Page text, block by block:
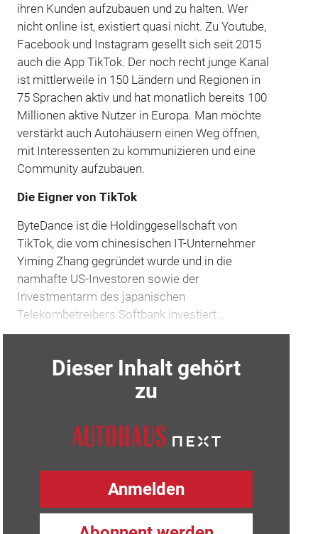
ihren Kunden aufzubauen und zu halten. Wer
nicht online ist, existiert quasi nicht. Zu Youtube,
Facebook und Instagram gesellt sich seit 2015
auch die App TikTok. Der noch recht junge Kanal
ist mittlerweile in 150 Ländern und Regionen in
75 Sprachen aktiv und hat monatlich bereits 100
Millionen aktive Nutzer in Europa. Man möchte
verstärkt auch Autohäusern einen Weg öffnen,
mit Interessenten zu kommunizieren und eine
Community aufzubauen.
Die Eigner von TikTok
ByteDance ist die Holdinggesellschaft von
TikTok, die vom chinesischen IT-Unternehmer
Yiming Zhang gegründet wurde und in die
namhafte US-Investoren sowie der
Investmentarm des japanischen
Telekombetreibers Softbank investiert…
Dieser Inhalt gehört
zu
Anmelden